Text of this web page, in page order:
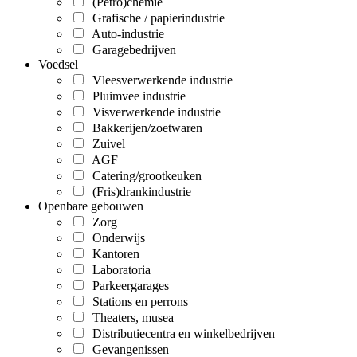
Grafische / papierindustrie
Auto-industrie
Garagebedrijven
Voedsel
Vleesverwerkende industrie
Pluimvee industrie
Visverwerkende industrie
Bakkerijen/zoetwaren
Zuivel
AGF
Catering/grootkeuken
(Fris)drankindustrie
Openbare gebouwen
Zorg
Onderwijs
Kantoren
Laboratoria
Parkeergarages
Stations en perrons
Theaters, musea
Distributiecentra en winkelbedrijven
Gevangenissen